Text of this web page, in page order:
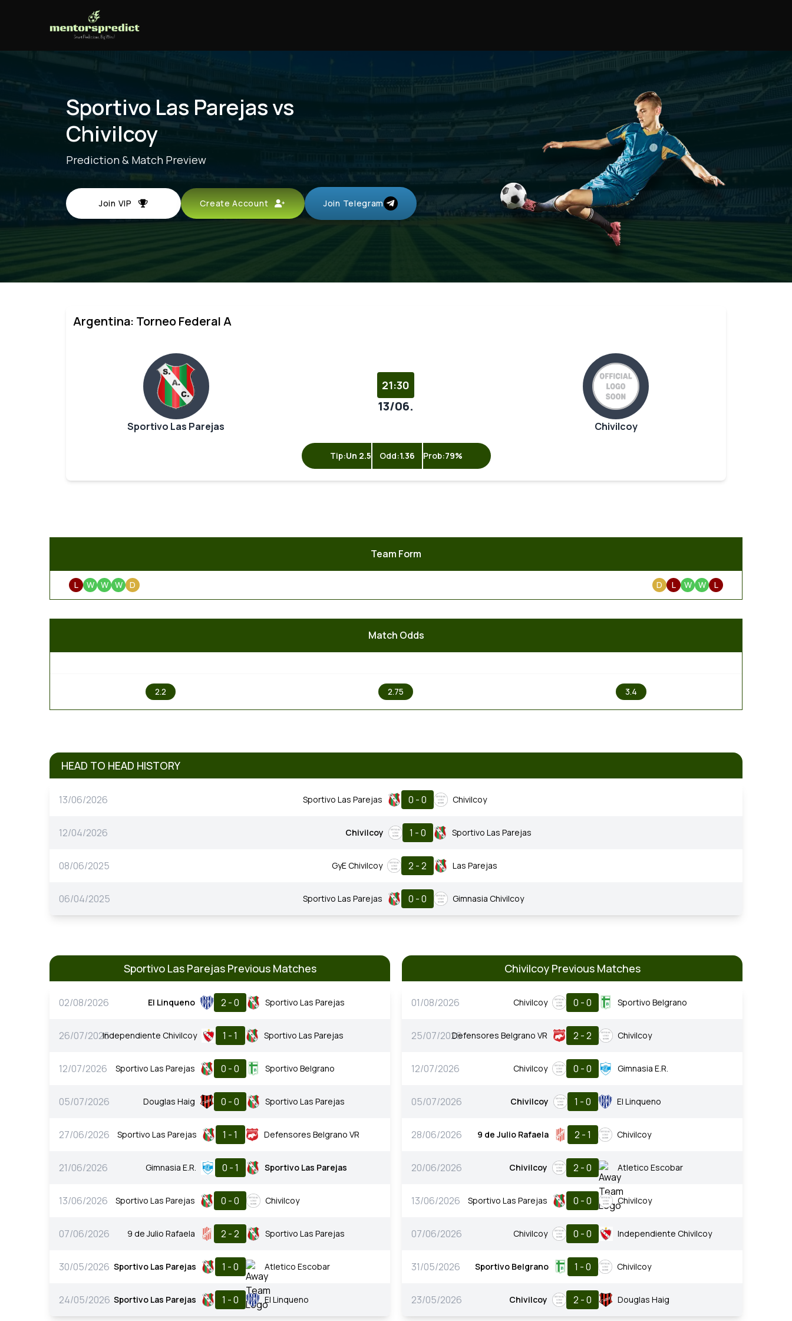
Sportivo Las Parejas vs
Chivilcoy
Prediction & Match Preview
Join VIP Create Account Join Telegram
Argentina: Torneo Federal A
Sportivo Las Parejas
21:30
13/06.
Chivilcoy
Tip:Un 2.5 Odd:1.36 Prob:79%
Team Form
L W W W D D L W W L
Match Odds
2.2 2.75 3.4
HEAD TO HEAD HISTORY
13/06/2026 Sportivo Las Parejas 0 - 0 Chivilcoy
12/04/2026 Chivilcoy 1 - 0 Sportivo Las Parejas
08/06/2025 GyE Chivilcoy 2 - 2 Las Parejas
06/04/2025 Sportivo Las Parejas 0 - 0 Gimnasia Chivilcoy
Sportivo Las Parejas Previous Matches
02/08/2026 El Linqueno 2 - 0 Sportivo Las Parejas
26/07/2026Independiente Chivilcoy 1 - 1 Sportivo Las Parejas
12/07/2026 Sportivo Las Parejas 0 - 0 Sportivo Belgrano
05/07/2026 Douglas Haig 0 - 0 Sportivo Las Parejas
27/06/2026 Sportivo Las Parejas 1 - 1 Defensores Belgrano VR
21/06/2026 Gimnasia E.R. 0 - 1 Sportivo Las Parejas
13/06/2026 Sportivo Las Parejas 0 - 0 Chivilcoy
07/06/2026 9 de Julio Rafaela 2 - 2 Sportivo Las Parejas
30/05/2026 Sportivo Las Parejas 1 - 0 Atletico Escobar
24/05/2026 Sportivo Las Parejas 1 - 0 El Linqueno
Chivilcoy Previous Matches
01/08/2026 Chivilcoy 0 - 0 Sportivo Belgrano
25/07/2026Defensores Belgrano VR 2 - 2 Chivilcoy
12/07/2026 Chivilcoy 0 - 0 Gimnasia E.R.
05/07/2026 Chivilcoy 1 - 0 El Linqueno
28/06/2026 9 de Julio Rafaela 2 - 1 Chivilcoy
20/06/2026 Chivilcoy 2 - 0 Atletico Escobar
13/06/2026 Sportivo Las Parejas 0 - 0 Chivilcoy
07/06/2026 Chivilcoy 0 - 0 Independiente Chivilcoy
31/05/2026 Sportivo Belgrano 1 - 0 Chivilcoy
23/05/2026 Chivilcoy 2 - 0 Douglas Haig